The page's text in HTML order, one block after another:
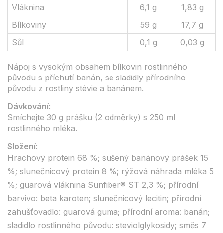
Vláknina 6,1 g
1,83 g
Bílkoviny
59 g
17,7 g
Sůl
0,1 g 0,03 g
Nápoj s vysokým obsahem bílkovin rostlinného
původu s příchutí banán, se sladidly přírodního
původu z rostliny stévie a banánem.
Dávkování:
Smíchejte 30 g prášku (2 odměrky) s 250 ml
rostlinného mléka.
Složení:
Hrachový protein 68 %; sušený banánový prášek 15
%; slunečnicový protein 8 %; rýžová náhrada mléka 5
%; guarová vláknina Sunfiber® ST 2,3 %; přírodní
barvivo: beta karoten; slunečnicový lecitin; přírodní
zahušťovadlo: guarová guma; přírodní aroma: banán;
sladidlo rostlinného původu: steviolglykosidy; směs 7